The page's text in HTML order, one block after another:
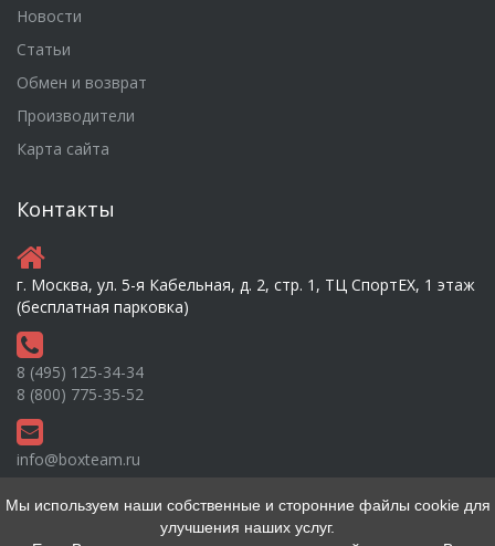
Новости
Статьи
Обмен и возврат
Производители
Карта сайта
Контакты
г. Москва, ул. 5-я Кабельная, д. 2, стр. 1, ТЦ СпортEX, 1 этаж
(бесплатная парковка)
8 (495) 125-34-34
8 (800) 775-35-52
info@boxteam.ru
Мы используем наши собственные и сторонние файлы cookie для
улучшения наших услуг.